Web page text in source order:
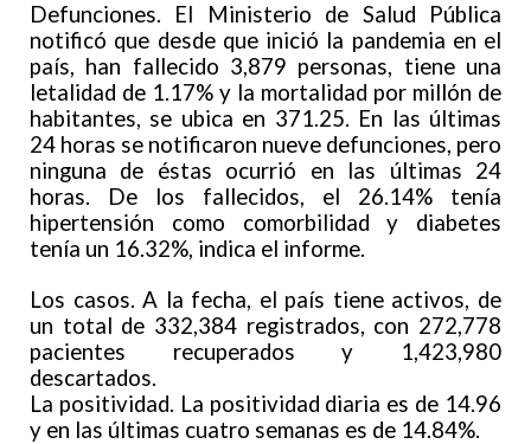
Defunciones. El Ministerio de Salud Pública
notificó que desde que inició la pandemia en el
país, han fallecido 3,879 personas, tiene una
letalidad de 1.17% y la mortalidad por millón de
habitantes, se ubica en 371.25. En las últimas
24 horas se notificaron nueve defunciones, pero
ninguna de éstas ocurrió en las últimas 24
horas. De los fallecidos, el 26.14% tenía
hipertensión como comorbilidad y diabetes
tenía un 16.32%, indica el informe.
Los casos. A la fecha, el país tiene activos, de
un total de 332,384 registrados, con 272,778
pacientes recuperados y 1,423,980
descartados.
La positividad. La positividad diaria es de 14.96
y en las últimas cuatro semanas es de 14.84%.